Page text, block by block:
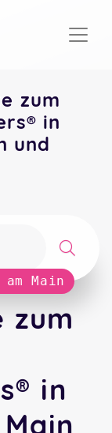
zum
in
und
Main
zum
in